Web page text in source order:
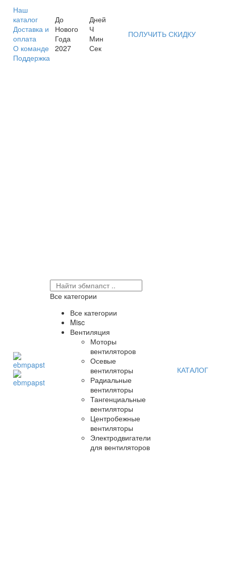
Наш
каталог
Доставка и
оплата
О команде
Поддержка
До
Нового
Года
2027
Дней
Ч
Мин
Сек
ПОЛУЧИТЬ СКИДКУ
Все категории
Все категории
Misc
Вентиляция
Моторы
вентиляторов
Осевые
вентиляторы
Радиальные
вентиляторы
Тангенциальные
вентиляторы
Центробежные
вентиляторы
Электродвигатели
для вентиляторов
КАТАЛОГ